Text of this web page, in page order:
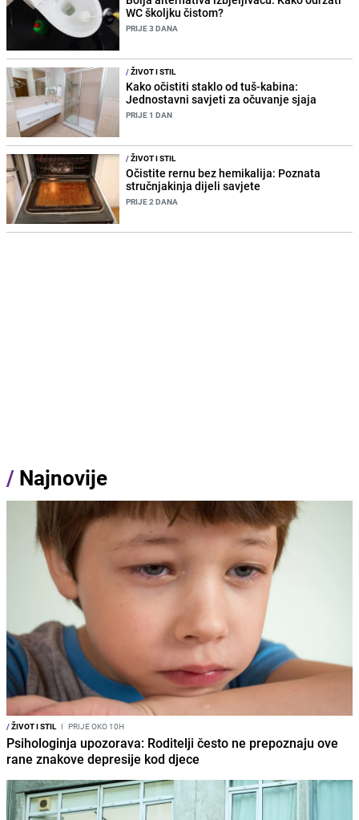
WC školjku čistom?
PRIJE 3 DANA
/ŽIVOT I STIL
Kako očistiti staklo od tuš-kabina:
Jednostavni savjeti za očuvanje sjaja
PRIJE 1 DAN
/ŽIVOT I STIL
Očistite rernu bez hemikalija: Poznata
stručnjakinja dijeli savjete
PRIJE 2 DANA
/ Najnovije
/ŽIVOT I STIL I PRIJE OKO 10H
Psihologinja upozorava: Roditelji često ne prepoznaju ove
rane znakove depresije kod djece